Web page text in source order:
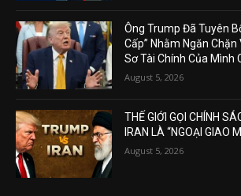
Ông Trump Đã Tuyên
Cấp” Nhằm Ngăn Chặn
Sơ Tài Chính Của Mình
August 5, 2026
THẾ GIỚI GỌI CHÍNH
IRAN LÀ “NGOẠI GIAO
August 5, 2026